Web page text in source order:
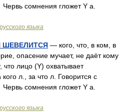
сомнения гложет Y а.
языка
ШЕВЕЛИТСЯ — кого, что, в ком, в
опасение мучает, не даёт кому
что лицо (Y) охватывает
л., за что л. Говорится с
сомнения гложет Y а.
языка